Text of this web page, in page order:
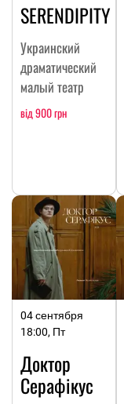
SERENDIPITY
Украинский
драматический
малый театр
від 900 грн
04 сентября
18:00, Пт
Доктор
Серафікус